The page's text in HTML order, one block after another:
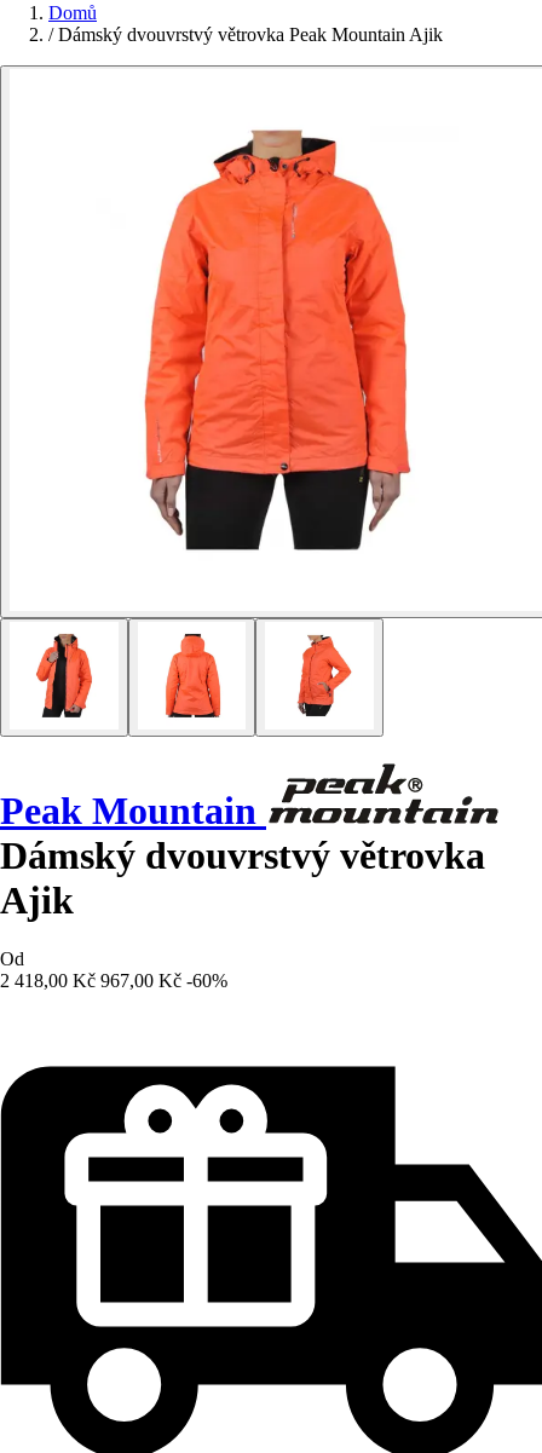
Domů
/ Dámský dvouvrstvý větrovka Peak Mountain Ajik
Peak Mountain
Dámský dvouvrstvý větrovka
Ajik
Od
2 418,00 Kč 967,00 Kč -60%